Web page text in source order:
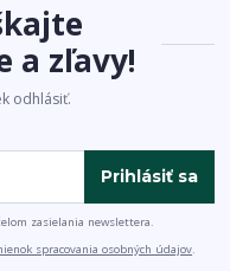
a zľavy!
odhlásiť.
Prihlásiť sa
zasielania newslettera.
spracovania osobných údajov.